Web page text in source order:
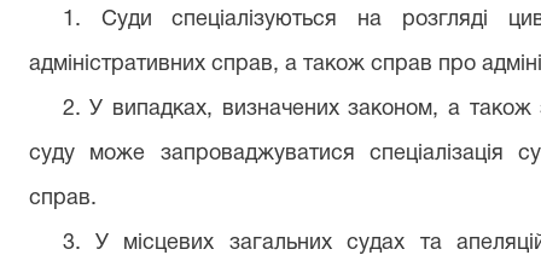
1. Суди спеціалізуються на розгляді
адміністративних справ, а також справ про
2. У випадках, визначених законом, а також
суду може запроваджуватися спеціалізація
справ.
3. У місцевих загальних судах та